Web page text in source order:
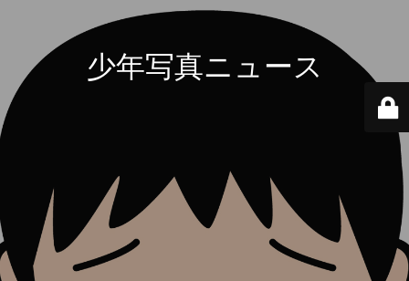
少年写真ニュース